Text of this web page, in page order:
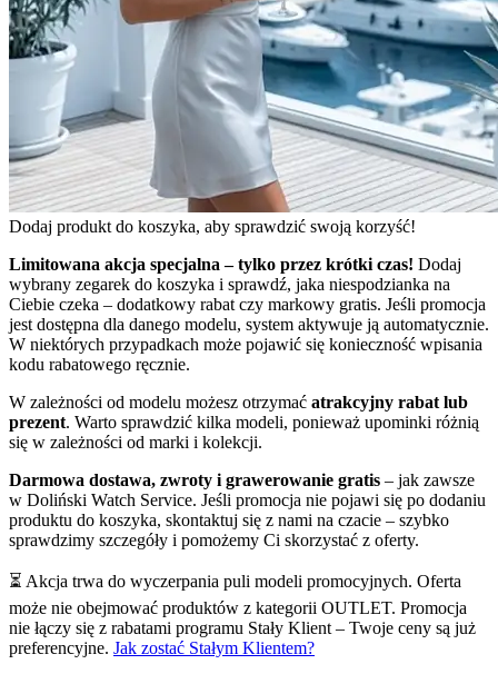
Dodaj produkt do koszyka, aby sprawdzić swoją korzyść!
Limitowana akcja specjalna – tylko przez krótki czas! Dodaj
wybrany zegarek do koszyka i sprawdź, jaka niespodzianka na
Ciebie czeka – dodatkowy rabat czy markowy gratis. Jeśli promocja
jest dostępna dla danego modelu, system aktywuje ją automatycznie.
W niektórych przypadkach może pojawić się konieczność wpisania
kodu rabatowego ręcznie.
W zależności od modelu możesz otrzymać atrakcyjny rabat lub
prezent. Warto sprawdzić kilka modeli, ponieważ upominki różnią
się w zależności od marki i kolekcji.
Darmowa dostawa, zwroty i grawerowanie gratis – jak zawsze
w Doliński Watch Service. Jeśli promocja nie pojawi się po dodaniu
produktu do koszyka, skontaktuj się z nami na czacie – szybko
sprawdzimy szczegóły i pomożemy Ci skorzystać z oferty.
⏳ Akcja trwa do wyczerpania puli modeli promocyjnych. Oferta
może nie obejmować produktów z kategorii OUTLET. Promocja
nie łączy się z rabatami programu Stały Klient – Twoje ceny są już
preferencyjne. Jak zostać Stałym Klientem?